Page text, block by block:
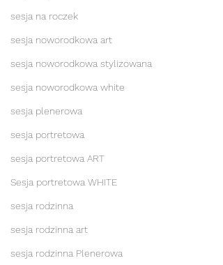
sesja na roczek
sesja noworodkowa art
sesja noworodkowa stylizowana
sesja noworodkowa white
sesja plenerowa
sesja portretowa
sesja portretowa ART
Sesja portretowa WHITE
sesja rodzinna
sesja rodzinna art
sesja rodzinna Plenerowa